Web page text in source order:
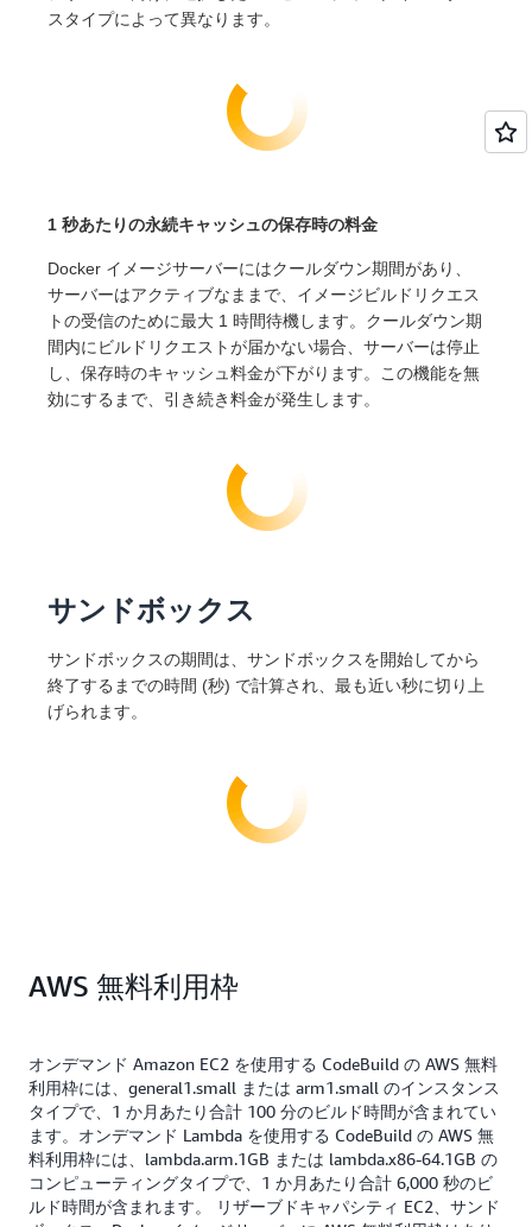
スタイプによって異なります。
1 秒あたりの永続キャッシュの保存時の料金
Docker イメージサーバーにはクールダウン期間があり、
サーバーはアクティブなままで、イメージビルドリクエス
トの受信のために最大 1 時間待機します。クールダウン期
間内にビルドリクエストが届かない場合、サーバーは停止
し、保存時のキャッシュ料金が下がります。この機能を無
効にするまで、引き続き料金が発生します。
サンドボックス
サンドボックスの期間は、サンドボックスを開始してから
終了するまでの時間 (秒) で計算され、最も近い秒に切り上
げられます。
AWS 無料利用枠
オンデマンド Amazon EC2 を使用する CodeBuild の AWS 無料
利用枠には、general1.small または arm1.small のインスタンス
タイプで、1 か月あたり合計 100 分のビルド時間が含まれてい
ます。オンデマンド Lambda を使用する CodeBuild の AWS 無
料利用枠には、lambda.arm.1GB または lambda.x86-64.1GB の
コンピューティングタイプで、1 か月あたり合計 6,000 秒のビ
ルド時間が含まれます。 リザーブドキャパシティ EC2、サンド